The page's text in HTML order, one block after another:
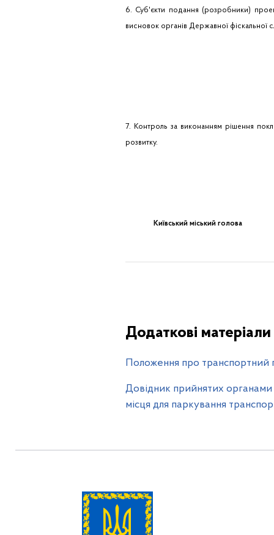
6. Суб'єкти подання (розробники)
висновок органів Державної фіскальної
7. Контроль за виконанням рішення
розвитку.
Київський міський голова
Додаткові матеріали
Положення про транспортний
Довідник прийнятих органами
місця для паркування